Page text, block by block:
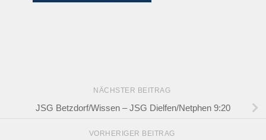
NÄCHSTER BEITRAG
JSG Betzdorf/Wissen – JSG Dielfen/Netphen 9:20
VORHERIGER BEITRAG